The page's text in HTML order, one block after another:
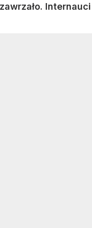
Internauci